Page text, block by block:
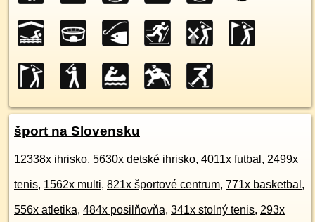
šport na Slovensku
12338x ihrisko, 5630x detské ihrisko, 4011x futbal , 2499x
tenis, 1562x multi, 821x športové centrum, 771x basketbal ,
556x atletika, 484x posilňovňa, 341x stolný tenis, 293x